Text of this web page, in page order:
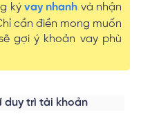
ký vay nhanh và nhận
cần điền mong muốn
gợi ý khoản vay phù
duy trì tài khoản